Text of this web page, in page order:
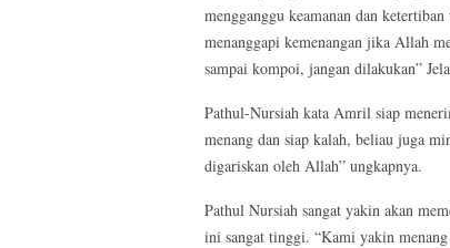
mengganggu keamanan dan
menanggapi kemenangan jika Allah
sampai kompoi, jangan dilakukan”
Pathul-Nursiah kata Amril siap
menang dan siap kalah, beliau juga
digariskan oleh Allah” ungkapnya.
Pathul Nursiah sangat yakin akan
ini sangat tinggi. “Kami yakin